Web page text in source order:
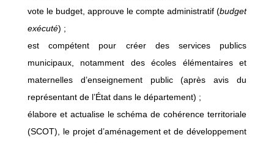
vote le budget, approuve le compte administratif (budget
exécuté) ;
est compétent pour créer des services publics
municipaux, notamment des écoles élémentaires et
maternelles d’enseignement public (après avis du
représentant de l’État dans le département) ;
élabore et actualise le schéma de cohérence territoriale
(SCOT), le projet d’aménagement et de développement